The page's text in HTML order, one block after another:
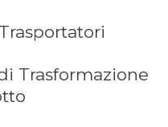
Trasformazione